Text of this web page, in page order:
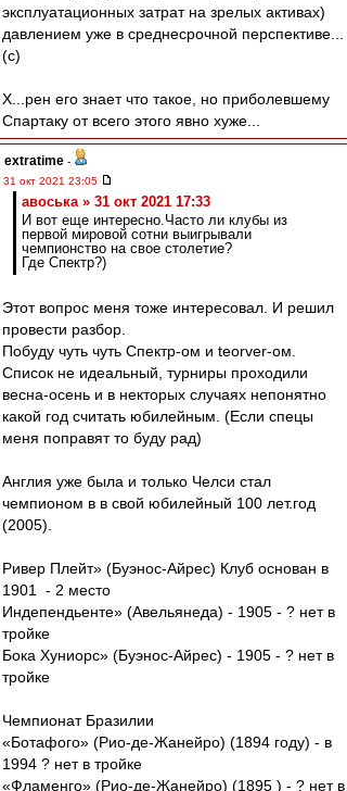
эксплуатационных затрат на зрелых активах)
давлением уже в среднесрочной перспективе...
(с)
Х...рен его знает что такое, но приболевшему
Спартаку от всего этого явно хуже...
extratime -
31 окт 2021 23:05
авоська » 31 окт 2021 17:33
И вот еще интересно.Часто ли клубы из
первой мировой сотни выигрывали
чемпионство на свое столетие?
Где Спектр?)
Этот вопрос меня тоже интересовал. И решил
провести разбор.
Побуду чуть чуть Спектр-ом и teorver-ом.
Список не идеальный, турниры проходили
весна-осень и в некторых случаях непонятно
какой год считать юбилейным. (Если спецы
меня поправят то буду рад)
Англия уже была и только Челси стал
чемпионом в в свой юбилейный 100 лет.год
(2005).
Ривер Плейт» (Буэнос-Айрес) Клуб основан в
1901 - 2 место
Индепендьенте» (Авельянеда) - 1905 - ? нет в
тройке
Бока Хуниорс» (Буэнос-Айрес) - 1905 - ? нет в
тройке
Чемпионат Бразилии
«Ботафого» (Рио-де-Жанейро) (1894 году) - в
1994 ? нет в тройке
«Фламенго» (Рио-де-Жанейро) (1895 ) - ? нет в